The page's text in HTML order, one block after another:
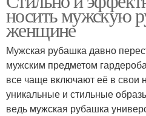
носить мужскую
женщине
Мужская рубашка давно
мужским предметом
все чаще включают её в свои
уникальные и стильные
ведь мужская рубашка